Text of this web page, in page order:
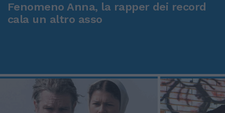
Fenomeno Anna, la rapper dei record
cala un altro asso